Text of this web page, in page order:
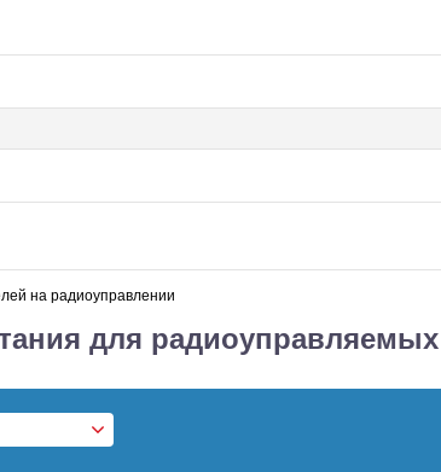
для сборки
на радиоуправлении
для